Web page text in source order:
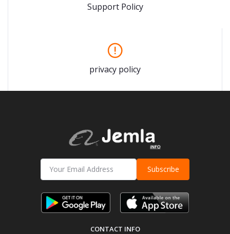
Support Policy
privacy policy
Subscribe
CONTACT INFO